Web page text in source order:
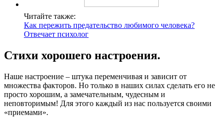
Читайте также:
Как пережить предательство любимого человека?
Отвечает психолог
Стихи хорошего настроения.
Наше настроение – штука переменчивая и зависит от
множества факторов. Но только в наших силах сделать его не
просто хорошим, а замечательным, чудесным и
неповторимым! Для этого каждый из нас пользуется своими
«приемами».